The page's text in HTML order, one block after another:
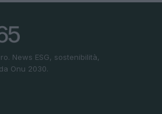
News ESG, sostenibilità,
Onu 2030.